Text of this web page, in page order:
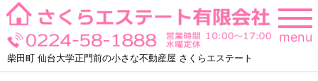
Skip
to
content
柴田町 仙台大学正門前の小さな不動産屋 さくらエステート
menu